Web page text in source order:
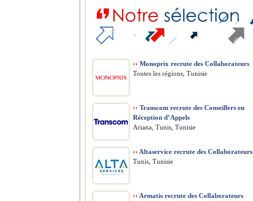
›› Monoprix recrute des Collaborateurs
Toutes les régions, Tunisie
›› Transcom recrute des Conseillers en
Réception d’Appels
Ariana, Tunis, Tunisie
›› Altaservice recrute des Collaborateurs
Tunis, Tunisie
›› Armatis recrute des Collaborateurs